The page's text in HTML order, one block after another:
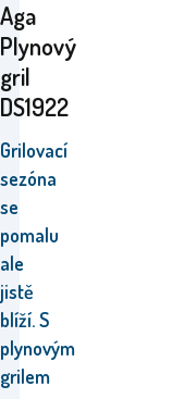
Aga
Plynový
gril
DS1922
Grilovací
sezóna
se
pomalu
ale
jistě
blíží.S
plynovým
grilem